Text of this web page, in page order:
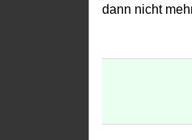
dann nicht